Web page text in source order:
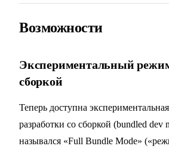
Возможности
Экспериментальный
сборкой
Теперь доступна
разработки со сборкой (bundled dev
назывался «Full Bundle Mode»